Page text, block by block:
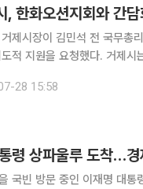
제시장이 김민석 전 국무총
다. 거제시는 변광용 시장이 28일 김민석 전 국무총리와 함께 전국금속
고 밝혔다. 이날 간담회에는 김
28 15:58
령 상파울루 도착…
국빈 방문 중인 이재명 대